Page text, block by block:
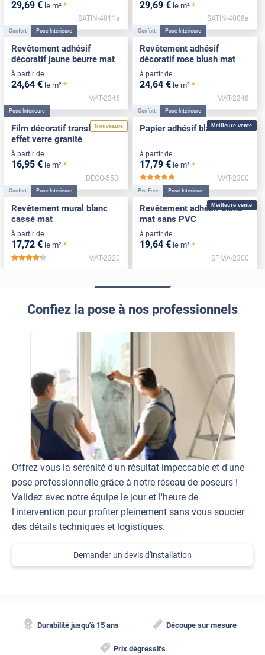
29,69 € le m² *
SATIN-4011a
29,69 € le m² *
SATIN-4008a
Confort Pose Intérieure
Revêtement adhésif
décoratif jaune beurre mat
à partir de
24,64 € le m² *
MAT-2346
Confort Pose Intérieure
Revêtement adhésif
décoratif rose blush mat
à partir de
24,64 € le m² *
MAT-2348
Nouveauté
Pose Intérieure
Film décoratif translucide
effet verre granité
à partir de
16,95 € le m² *
DECO-553i
Meilleure vente
Confort Pose Intérieure
Papier adhésif blanc mat
à partir de
17,79 € le m² *
*****
MAT-2300
Confort Pose Intérieure
Revêtement mural blanc
cassé mat
à partir de
17,72 € le m² *
*****
MAT-2320
Meilleure vente
Pvc Free Pose Intérieure
Revêtement adhésif blanc
mat sans PVC
à partir de
19,64 € le m² *
SPMA-2300
Confiez la pose à nos professionnels
Offrez-vous la sérénité d'un résultat impeccable et d'une
pose professionnelle grâce à notre réseau de poseurs !
Validez avec notre équipe le jour et l'heure de
l'intervention pour profiter pleinement sans vous soucier
des détails techniques et logistiques.
Demander un devis d'installation
Durabilité jusqu'à 15 ans Découpe sur mesure
Prix dégressifs